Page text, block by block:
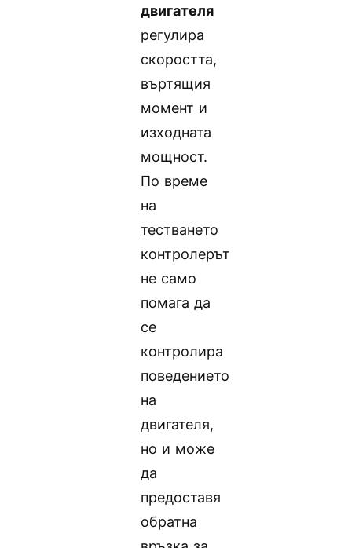
двигателя
регулира
скоростта,
въртящия
момент и
изходната
мощност.
По време
на
тестването
контролерът
не само
помага да
се
контролира
поведението
на
двигателя,
но и може
да
предоставя
обратна